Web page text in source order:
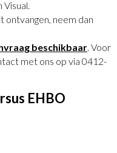
ontvangen, neem dan
beschikbaar. Voor
met ons op via 0412-
EHBO